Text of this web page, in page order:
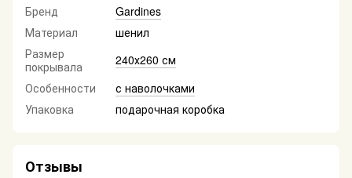
Бренд
Gardines
Материал
шенил
Размер
покрывала
240х260 см
Особенности
с наволочками
Упаковка
подарочная коробка
Отзывы